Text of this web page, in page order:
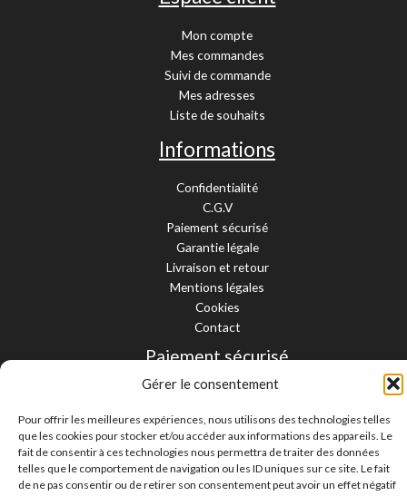
Gérer le consentement
Pour offrir les meilleures expériences, nous utilisons des technologies telles
que les cookies pour stocker et/ou accéder aux informations des appareils. Le
fait de consentir à ces technologies nous permettra de traiter des données
telles que le comportement de navigation ou les ID uniques sur ce site. Le fait
de ne pas consentir ou de retirer son consentement peut avoir un effet négatif
Mon compte
Mes commandes
Suivi de commande
Mes adresses
Liste de souhaits
Informations
Confidentialité
C.G.V
Paiement sécurisé
Garantie légale
Livraison et retour
Mentions légales
Cookies
Contact
Paiement sécurisé
Livraison 24/48H et 10/15 jours Contactez-nous